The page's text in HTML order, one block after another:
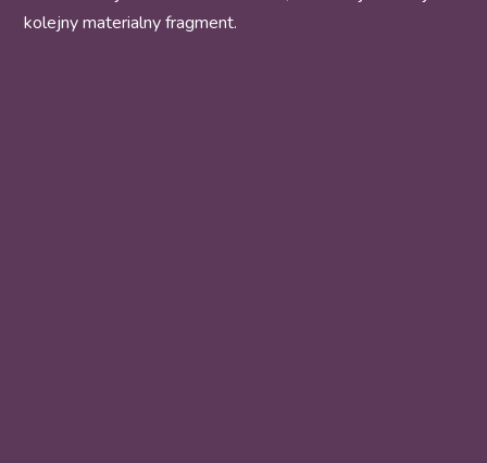
kolejny materialny fragment.